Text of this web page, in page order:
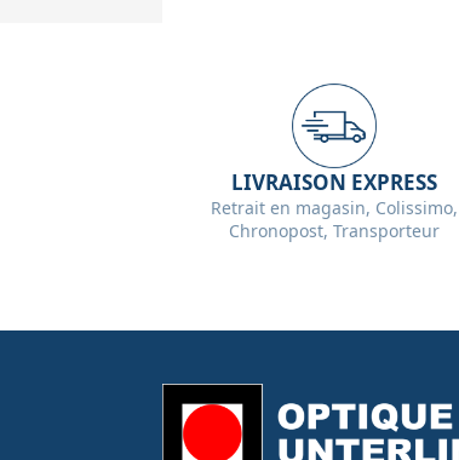
LIVRAISON EXPRESS
Retrait en magasin, Colissimo,
Chronopost, Transporteur